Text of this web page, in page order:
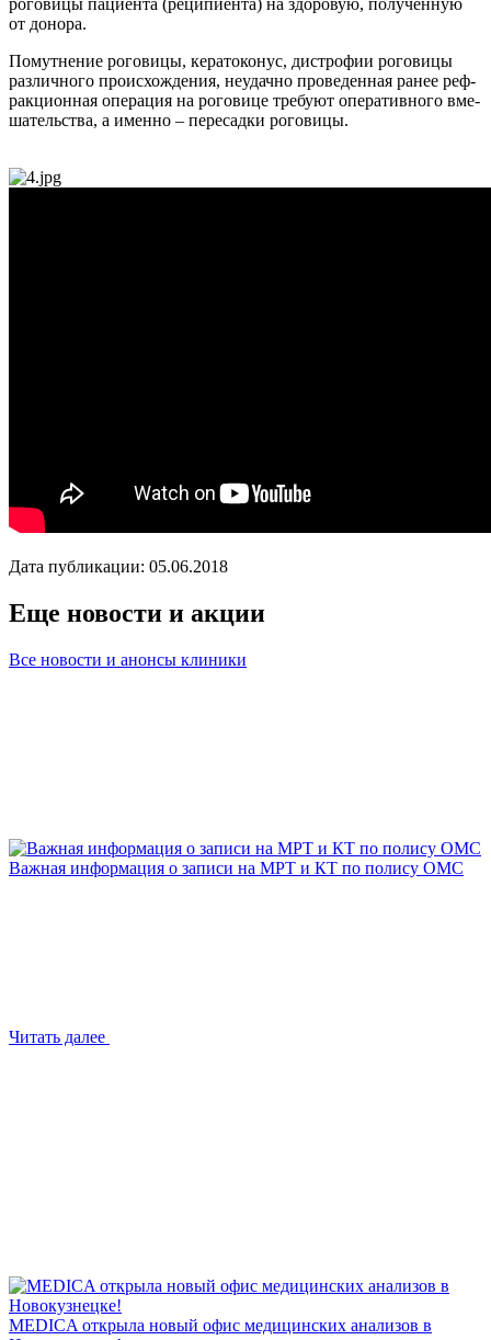
от до­нора.
По­мут­не­ние ро­гови­цы, ке­рато­конус, дис­тро­фии ро­гови­цы
раз­лично­го про­ис­хожде­ния, не­удач­но про­веден­ная ра­нее реф­
ракци­он­ная опе­рация на ро­гови­це тре­бу­ют опе­ратив­но­го вме­
шатель­ства, а имен­но – пе­ресад­ки ро­гови­цы.
Дата публикации: 05.06.2018
Еще новости и акции
Все новости и анонсы клиники
Важная информация о записи на МРТ и КТ по полису ОМС
Читать далее
MEDICA открыла новый офис медицинских анализов в